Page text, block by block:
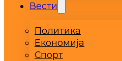
Вести
Политика
Економија
Спорт